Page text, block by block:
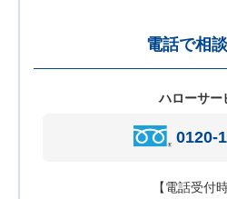
電話で相
ハローサー
0120-
【電話受付